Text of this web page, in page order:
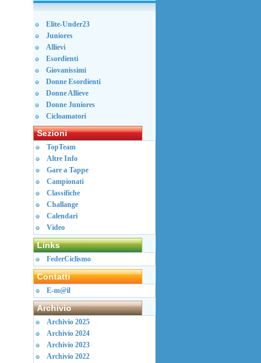
Elite-Under23
Juniores
Allievi
Esordienti
Giovanissimi
Donne Esordienti
Donne Allieve
Donne Juniores
Cicloamatori
Sezioni
TopTeam
Altre Info
Gare a Tappe
Campionati
Classifiche
Challange
Calendari
Video
Links
FederCiclismo
Contatti
E-m@il
Archivio
Archivio 2025
Archivio 2024
Archivio 2023
Archivio 2022